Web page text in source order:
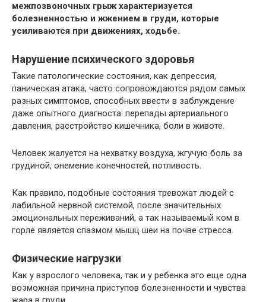
межпозвоночных грыж характеризуется
болезненностью и жжением в груди, которые
усиливаются при движениях, ходьбе.
Нарушение психического здоровья
Такие патологические состояния, как депрессия,
паническая атака, часто сопровождаются рядом самых
разных симптомов, способных ввести в заблуждение
даже опытного диагноста: перепады артериального
давления, расстройство кишечника, боли в животе.
Человек жалуется на нехватку воздуха, жгучую боль за
грудиной, онемение конечностей, потливость.
Как правило, подобные состояния тревожат людей с
лабильной нервной системой, после значительных
эмоциональных переживаний, а так называемый ком в
горле является спазмом мышц шеи на почве стресса.
Физические нагрузки
Как у взрослого человека, так и у ребенка это еще одна
возможная причина приступов болезненности и чувства